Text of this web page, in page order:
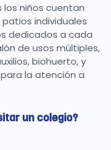
los niños cuentan
individuales
dedicados a cada
de usos múltiples,
biohuerto, y
la atención a
un colegio?